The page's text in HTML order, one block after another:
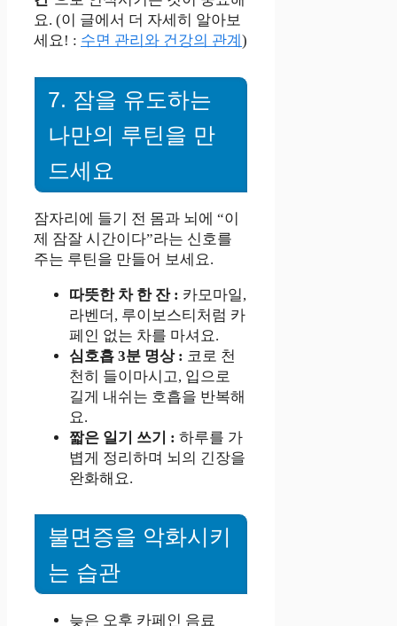
요. (이 글에서 더 자세히 알아보
세요! : 수면 관리와 건강의 관계)
7. 잠을 유도하는
나만의 루틴을 만
드세요
잠자리에 들기 전 몸과 뇌에 “이
제 잠잘 시간이다”라는 신호를
주는 루틴을 만들어 보세요.
따뜻한 차 한 잔 : 카모마일,
라벤더, 루이보스티처럼 카
페인 없는 차를 마셔요.
심호흡 3분 명상 : 코로 천
천히 들이마시고, 입으로
길게 내쉬는 호흡을 반복해
요.
짧은 일기 쓰기 : 하루를 가
볍게 정리하며 뇌의 긴장을
완화해요.
불면증을 악화시키
는 습관
늦은 오후 카페인 음료